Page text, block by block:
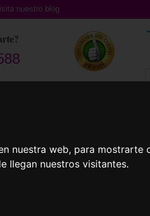
nuestra web, para mostrarte
llegan nuestros visitantes.
nuestro blog